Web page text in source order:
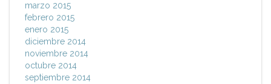
marzo 2015
febrero 2015
enero 2015
diciembre 2014
noviembre 2014
octubre 2014
septiembre 2014